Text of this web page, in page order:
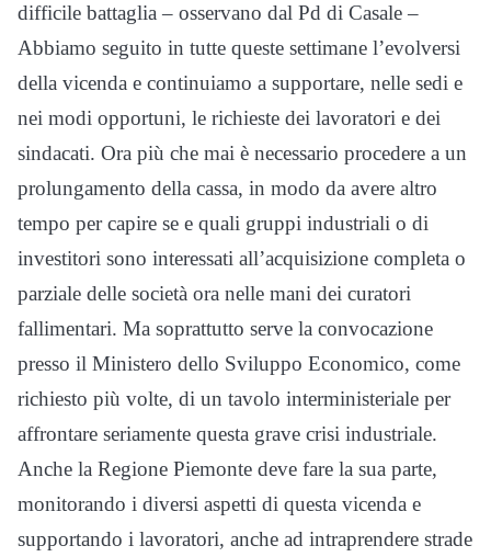
difficile battaglia – osservano dal Pd di Casale –
Abbiamo seguito in tutte queste settimane l’evolversi
della vicenda e continuiamo a supportare, nelle sedi e
nei modi opportuni, le richieste dei lavoratori e dei
sindacati. Ora più che mai è necessario procedere a un
prolungamento della cassa, in modo da avere altro
tempo per capire se e quali gruppi industriali o di
investitori sono interessati all’acquisizione completa o
parziale delle società ora nelle mani dei curatori
fallimentari. Ma soprattutto serve la convocazione
presso il Ministero dello Sviluppo Economico, come
richiesto più volte, di un tavolo interministeriale per
affrontare seriamente questa grave crisi industriale.
Anche la Regione Piemonte deve fare la sua parte,
monitorando i diversi aspetti di questa vicenda e
supportando i lavoratori, anche ad intraprendere strade